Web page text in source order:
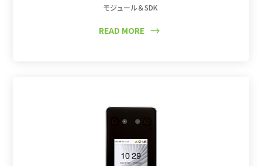
モジュール＆SDK
READ MORE $